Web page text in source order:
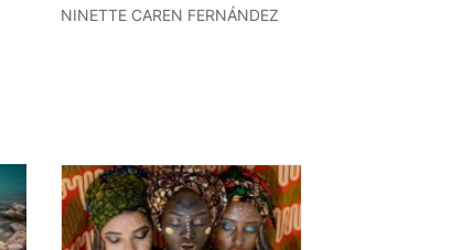
NINETTE CAREN FERNÁNDEZ